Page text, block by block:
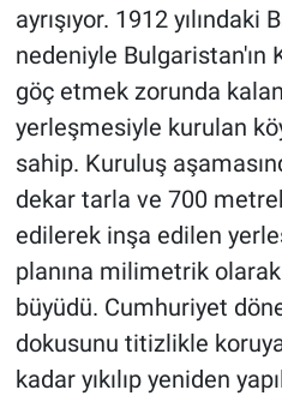
ayrışıyor. 1912 yılındaki
nedeniyle Bulgaristan'ın
göç etmek zorunda
yerleşmesiyle kurulan
sahip. Kuruluş
dekar tarla ve 700
edilerek inşa edilen
planına milimetrik olarak
büyüdü. Cumhuriyet
dokusunu titizlikle
kadar yıkılıp yeniden